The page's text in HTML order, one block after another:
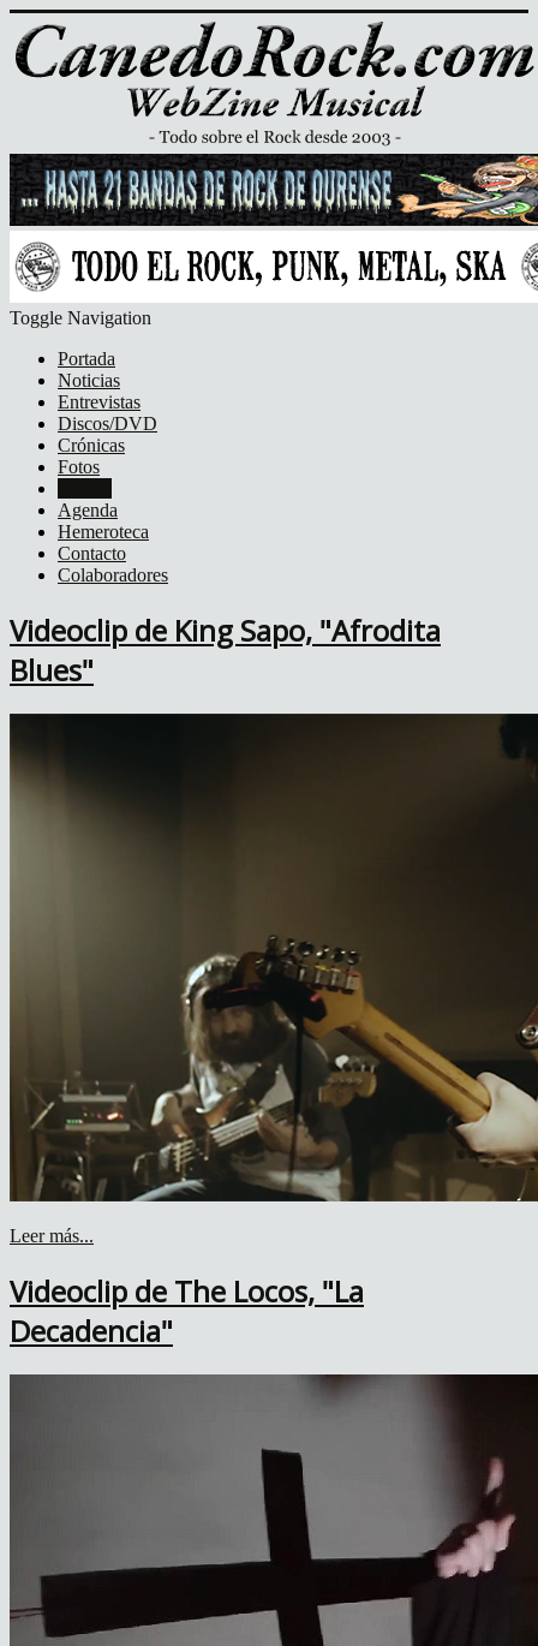
Toggle Navigation
Portada
Noticias
Entrevistas
Discos/DVD
Crónicas
Fotos
Agenda
Hemeroteca
Contacto
Colaboradores
Videoclip de King Sapo, "Afrodita
Blues"
Leer más...
Videoclip de The Locos, "La
Decadencia"